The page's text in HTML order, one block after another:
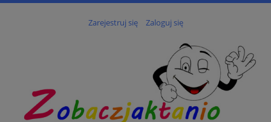
Zarejestruj się Zaloguj się